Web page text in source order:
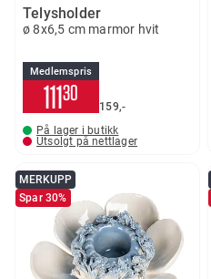
Telysholder
ø 8x6,5 cm marmor hvit
Medlemspris
11130
159,-
På lager i butikk
Utsolgt på nettlager
MERKUPP
Spar 30%